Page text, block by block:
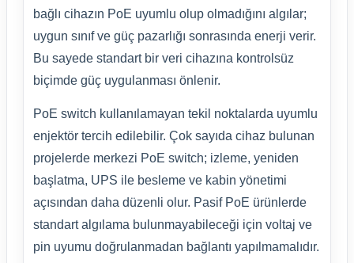
bağlı cihazın PoE uyumlu olup olmadığını algılar;
uygun sınıf ve güç pazarlığı sonrasında enerji verir.
Bu sayede standart bir veri cihazına kontrolsüz
biçimde güç uygulanması önlenir.
PoE switch kullanılamayan tekil noktalarda uyumlu
enjektör tercih edilebilir. Çok sayıda cihaz bulunan
projelerde merkezi PoE switch; izleme, yeniden
başlatma, UPS ile besleme ve kabin yönetimi
açısından daha düzenli olur. Pasif PoE ürünlerde
standart algılama bulunmayabileceği için voltaj ve
pin uyumu doğrulanmadan bağlantı yapılmamalıdır.